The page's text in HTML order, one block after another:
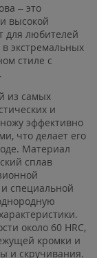
– это
высокой
для любителей
экстремальных
стиле с
из самых
и
эффективно
что делает его
Материал
сплав
и специальной
около 60 HRC,
кромки и
и скручивания.